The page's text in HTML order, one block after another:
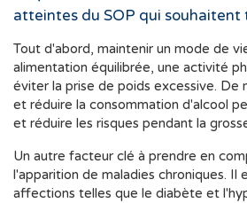
atteintes du SOP qui souhaitent
Tout d'abord, maintenir un mode de
alimentation équilibrée, une activité
éviter la prise de poids excessive.
et réduire la consommation d'alcool
et réduire les risques pendant la
Un autre facteur clé à prendre en
l'apparition de maladies chroniques. Il
affections telles que le diabète et